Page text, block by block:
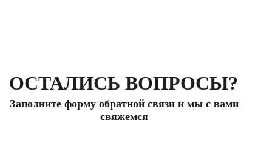
ОСТАЛИСЬ ВОПРОСЫ?
Заполните форму обратной связи и мы с вами
свяжемся